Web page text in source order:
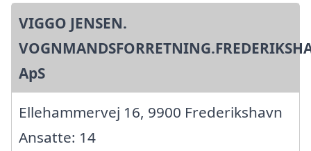
VIGGO JENSEN.
ApS
Ellehammervej 16, 9900 Frederikshavn
Ansatte: 14